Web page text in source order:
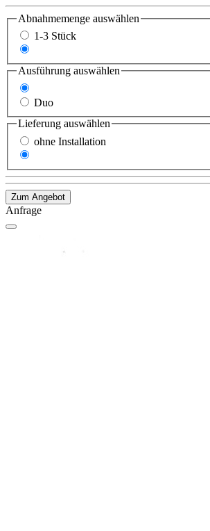
Abnahmemenge auswählen
1-3 Stück
Ausführung auswählen
Duo
Lieferung auswählen
ohne Installation
Zum Angebot
Anfrage